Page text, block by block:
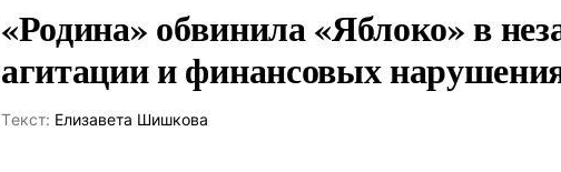
«Родина» обвинила «Яблоко» в
агитации и финансовых
Tекст: Елизавета Шишкова